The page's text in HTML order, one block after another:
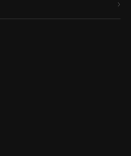
›